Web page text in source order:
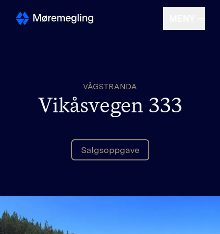
Finn megler
VÅGSTRANDA
Vikåsvegen 333
Salgsoppgave